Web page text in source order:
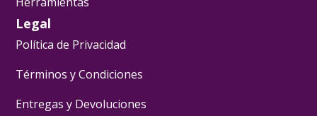
Legal
Política de Privacidad
Términos y Condiciones
Entregas y Devoluciones